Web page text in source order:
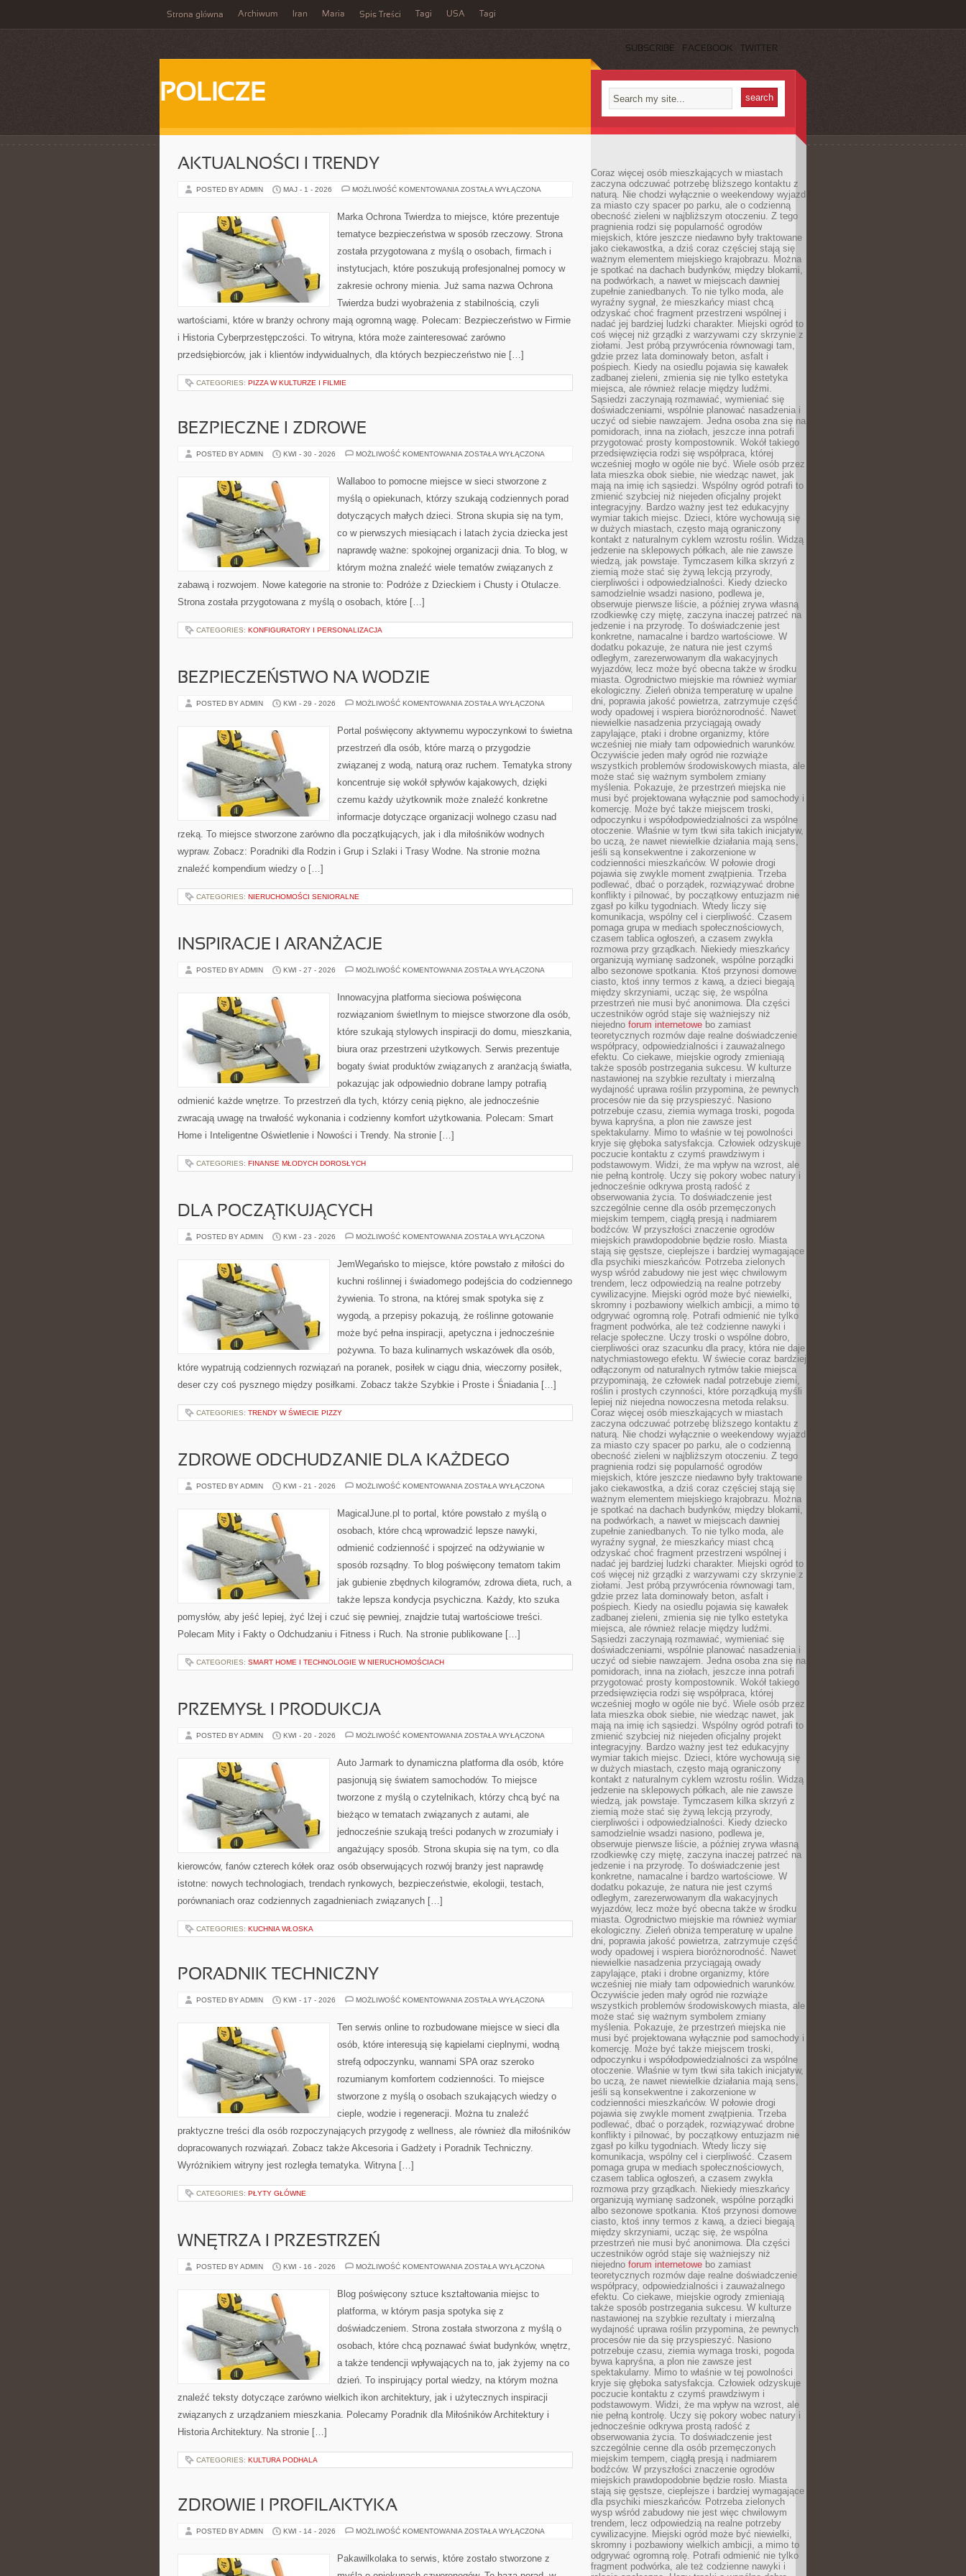
Strona główna Archiwum Iran Maria Spis Treści Tagi USA Tagi
SUBSCRIBE FACEBOOK TWITTER
POLICZE
AKTUALNOŚCI I TRENDY
POSTED BY ADMIN MAJ - 1 - 2026 MOŻLIWOŚĆ KOMENTOWANIA AKTUALNOŚCI
ZOSTAŁA WYŁĄCZONA
Marka Ochrona Twierdza to miejsce, które prezentuje
tematyce bezpieczeństwa w sposób rzeczowy. Strona
została przygotowana z myślą o osobach, firmach i
instytucjach, które poszukują profesjonalnej pomocy w
zakresie ochrony mienia. Już sama nazwa Ochrona
Twierdza budzi wyobrażenia z stabilnością, czyli
wartościami, które w branży ochrony mają ogromną wagę. Polecam: Bezpieczeństwo w Firmie
i Historia Cyberprzestępczości. To witryna, która może zainteresować zarówno
przedsiębiorców, jak i klientów indywidualnych, dla których bezpieczeństwo nie […]
CATEGORIES: PIZZA W KULTURZE I FILMIE
BEZPIECZNE I ZDROWE
POSTED BY ADMIN KWI - 30 - 2026 MOŻLIWOŚĆ KOMENTOWANIA BEZPIECZNE
ZOSTAŁA WYŁĄCZONA
Wallaboo to pomocne miejsce w sieci stworzone z
myślą o opiekunach, którzy szukają codziennych porad
dotyczących małych dzieci. Strona skupia się na tym,
co w pierwszych miesiącach i latach życia dziecka jest
naprawdę ważne: spokojnej organizacji dnia. To blog, w
którym można znaleźć wiele tematów związanych z
zabawą i rozwojem. Nowe kategorie na stronie to: Podróże z Dzieckiem i Chusty i Otulacze.
Strona została przygotowana z myślą o osobach, które […]
CATEGORIES: KONFIGURATORY I PERSONALIZACJA
BEZPIECZEŃSTWO NA WODZIE
POSTED BY ADMIN KWI - 29 - 2026 MOŻLIWOŚĆ KOMENTOWANIA BEZPIECZEŃSTWO
ZOSTAŁA WYŁĄCZONA
Portal poświęcony aktywnemu wypoczynkowi to świetna
przestrzeń dla osób, które marzą o przygodzie
związanej z wodą, naturą oraz ruchem. Tematyka strony
koncentruje się wokół spływów kajakowych, dzięki
czemu każdy użytkownik może znaleźć konkretne
informacje dotyczące organizacji wolnego czasu nad
rzeką. To miejsce stworzone zarówno dla początkujących, jak i dla miłośników wodnych
wypraw. Zobacz: Poradniki dla Rodzin i Grup i Szlaki i Trasy Wodne. Na stronie można
znaleźć kompendium wiedzy o […]
CATEGORIES: NIERUCHOMOŚCI SENIORALNE
INSPIRACJE I ARANŻACJE
POSTED BY ADMIN KWI - 27 - 2026 MOŻLIWOŚĆ KOMENTOWANIA INSPIRACJE
ZOSTAŁA WYŁĄCZONA
Innowacyjna platforma sieciowa poświęcona
rozwiązaniom świetlnym to miejsce stworzone dla osób,
które szukają stylowych inspiracji do domu, mieszkania,
biura oraz przestrzeni użytkowych. Serwis prezentuje
bogaty świat produktów związanych z aranżacją światła,
pokazując jak odpowiednio dobrane lampy potrafią
odmienić każde wnętrze. To przestrzeń dla tych, którzy cenią piękno, ale jednocześnie
zwracają uwagę na trwałość wykonania i codzienny komfort użytkowania. Polecam: Smart
Home i Inteligentne Oświetlenie i Nowości i Trendy. Na stronie […]
CATEGORIES: FINANSE MŁODYCH DOROSŁYCH
DLA POCZĄTKUJĄCYCH
POSTED BY ADMIN KWI - 23 - 2026 MOŻLIWOŚĆ KOMENTOWANIA DLA
ZOSTAŁA WYŁĄCZONA
JemWegańsko to miejsce, które powstało z miłości do
kuchni roślinnej i świadomego podejścia do codziennego
żywienia. To strona, na której smak spotyka się z
wygodą, a przepisy pokazują, że roślinne gotowanie
może być pełna inspiracji, apetyczna i jednocześnie
pożywna. To baza kulinarnych wskazówek dla osób,
które wypatrują codziennych rozwiązań na poranek, posiłek w ciągu dnia, wieczorny posiłek,
deser czy coś pysznego między posiłkami. Zobacz także Szybkie i Proste i Śniadania […]
CATEGORIES: TRENDY W ŚWIECIE PIZZY
ZDROWE ODCHUDZANIE DLA KAŻDEGO
POSTED BY ADMIN KWI - 21 - 2026 MOŻLIWOŚĆ KOMENTOWANIA ZDROWE
KAŻDEGO
ZOSTAŁA WYŁĄCZONA
MagicalJune.pl to portal, które powstało z myślą o
osobach, które chcą wprowadzić lepsze nawyki,
odmienić codzienność i spojrzeć na odżywianie w
sposób rozsądny. To blog poświęcony tematom takim
jak gubienie zbędnych kilogramów, zdrowa dieta, ruch, a
także lepsza kondycja psychiczna. Każdy, kto szuka
pomysłów, aby jeść lepiej, żyć lżej i czuć się pewniej, znajdzie tutaj wartościowe treści.
Polecam Mity i Fakty o Odchudzaniu i Fitness i Ruch. Na stronie publikowane […]
CATEGORIES: SMART HOME I TECHNOLOGIE W NIERUCHOMOŚCIACH
PRZEMYSŁ I PRODUKCJA
POSTED BY ADMIN KWI - 20 - 2026 MOŻLIWOŚĆ KOMENTOWANIA PRZEMYSŁ
ZOSTAŁA WYŁĄCZONA
Auto Jarmark to dynamiczna platforma dla osób, które
pasjonują się światem samochodów. To miejsce
tworzone z myślą o czytelnikach, którzy chcą być na
bieżąco w tematach związanych z autami, ale
jednocześnie szukają treści podanych w zrozumiały i
angażujący sposób. Strona skupia się na tym, co dla
kierowców, fanów czterech kółek oraz osób obserwujących rozwój branży jest naprawdę
istotne: nowych technologiach, trendach rynkowych, bezpieczeństwie, ekologii, testach,
porównaniach oraz codziennych zagadnieniach związanych […]
CATEGORIES: KUCHNIA WŁOSKA
PORADNIK TECHNICZNY
POSTED BY ADMIN KWI - 17 - 2026 MOŻLIWOŚĆ KOMENTOWANIA PORADNIK
ZOSTAŁA WYŁĄCZONA
Ten serwis online to rozbudowane miejsce w sieci dla
osób, które interesują się kąpielami cieplnymi, wodną
strefą odpoczynku, wannami SPA oraz szeroko
rozumianym komfortem codzienności. To miejsce
stworzone z myślą o osobach szukających wiedzy o
cieple, wodzie i regeneracji. Można tu znaleźć
praktyczne treści dla osób rozpoczynających przygodę z wellness, ale również dla miłośników
dopracowanych rozwiązań. Zobacz także Akcesoria i Gadżety i Poradnik Techniczny.
Wyróżnikiem witryny jest rozległa tematyka. Witryna […]
CATEGORIES: PŁYTY GŁÓWNE
WNĘTRZA I PRZESTRZEŃ
POSTED BY ADMIN KWI - 16 - 2026 MOŻLIWOŚĆ KOMENTOWANIA WNĘTRZA
ZOSTAŁA WYŁĄCZONA
Blog poświęcony sztuce kształtowania miejsc to
platforma, w którym pasja spotyka się z
doświadczeniem. Strona została stworzona z myślą o
osobach, które chcą poznawać świat budynków, wnętrz,
a także tendencji wpływających na to, jak żyjemy na co
dzień. To inspirujący portal wiedzy, na którym można
znaleźć teksty dotyczące zarówno wielkich ikon architektury, jak i użytecznych inspiracji
związanych z urządzaniem mieszkania. Polecamy Poradnik dla Miłośników Architektury i
Historia Architektury. Na stronie […]
CATEGORIES: KULTURA PODHALA
ZDROWIE I PROFILAKTYKA
POSTED BY ADMIN KWI - 14 - 2026 MOŻLIWOŚĆ KOMENTOWANIA ZDROWIE
ZOSTAŁA WYŁĄCZONA
Pakawilkolaka to serwis, które zostało stworzone z
Coraz więcej osób mieszkających w miastach
zaczyna odczuwać potrzebę bliższego kontaktu z
naturą. Nie chodzi wyłącznie o weekendowy wyjazd
za miasto czy spacer po parku, ale o codzienną
obecność zieleni w najbliższym otoczeniu. Z tego
pragnienia rodzi się popularność ogrodów
miejskich, które jeszcze niedawno były traktowane
jako ciekawostka, a dziś coraz częściej stają się
ważnym elementem miejskiego krajobrazu. Można
je spotkać na dachach budynków, między blokami,
na podwórkach, a nawet w miejscach dawniej
zupełnie zaniedbanych. To nie tylko moda, ale
wyraźny sygnał, że mieszkańcy miast chcą
odzyskać choć fragment przestrzeni wspólnej i
nadać jej bardziej ludzki charakter. Miejski ogród to
coś więcej niż grządki z warzywami czy skrzynie z
ziołami. Jest próbą przywrócenia równowagi tam,
gdzie przez lata dominowały beton, asfalt i
pośpiech. Kiedy na osiedlu pojawia się kawałek
zadbanej zieleni, zmienia się nie tylko estetyka
miejsca, ale również relacje między ludźmi.
Sąsiedzi zaczynają rozmawiać, wymieniać się
doświadczeniami, wspólnie planować nasadzenia i
uczyć od siebie nawzajem. Jedna osoba zna się na
pomidorach, inna na ziołach, jeszcze inna potrafi
przygotować prosty kompostownik. Wokół takiego
przedsięwzięcia rodzi się współpraca, której
wcześniej mogło w ogóle nie być. Wiele osób przez
lata mieszka obok siebie, nie wiedząc nawet, jak
mają na imię ich sąsiedzi. Wspólny ogród potrafi to
zmienić szybciej niż niejeden oficjalny projekt
integracyjny. Bardzo ważny jest też edukacyjny
wymiar takich miejsc. Dzieci, które wychowują się
w dużych miastach, często mają ograniczony
kontakt z naturalnym cyklem wzrostu roślin. Widzą
jedzenie na sklepowych półkach, ale nie zawsze
wiedzą, jak powstaje. Tymczasem kilka skrzyń z
ziemią może stać się żywą lekcją przyrody,
cierpliwości i odpowiedzialności. Kiedy dziecko
samodzielnie wsadzi nasiono, podlewa je,
obserwuje pierwsze liście, a później zrywa własną
rzodkiewkę czy miętę, zaczyna inaczej patrzeć na
jedzenie i na przyrodę. To doświadczenie jest
konkretne, namacalne i bardzo wartościowe. W
dodatku pokazuje, że natura nie jest czymś
odległym, zarezerwowanym dla wakacyjnych
wyjazdów, lecz może być obecna także w środku
miasta. Ogrodnictwo miejskie ma również wymiar
ekologiczny. Zieleń obniża temperaturę w upalne
dni, poprawia jakość powietrza, zatrzymuje część
wody opadowej i wspiera bioróżnorodność. Nawet
niewielkie nasadzenia przyciągają owady
zapylające, ptaki i drobne organizmy, które
wcześniej nie miały tam odpowiednich warunków.
Oczywiście jeden mały ogród nie rozwiąże
wszystkich problemów środowiskowych miasta, ale
może stać się ważnym symbolem zmiany
myślenia. Pokazuje, że przestrzeń miejska nie
musi być projektowana wyłącznie pod samochody i
komercję. Może być także miejscem troski,
odpoczynku i współodpowiedzialności za wspólne
otoczenie. Właśnie w tym tkwi siła takich inicjatyw,
bo uczą, że nawet niewielkie działania mają sens,
jeśli są konsekwentne i zakorzenione w
codzienności mieszkańców. W połowie drogi
pojawia się zwykle moment zwątpienia. Trzeba
podlewać, dbać o porządek, rozwiązywać drobne
konflikty i pilnować, by początkowy entuzjazm nie
zgasł po kilku tygodniach. Wtedy liczy się
komunikacja, wspólny cel i cierpliwość. Czasem
pomaga grupa w mediach społecznościowych,
czasem tablica ogłoszeń, a czasem zwykła
rozmowa przy grządkach. Niekiedy mieszkańcy
organizują wymianę sadzonek, wspólne porządki
albo sezonowe spotkania. Ktoś przynosi domowe
ciasto, ktoś inny termos z kawą, a dzieci biegają
między skrzyniami, ucząc się, że wspólna
przestrzeń nie musi być anonimowa. Dla części
uczestników ogród staje się ważniejszy niż
niejedno forum internetowe bo zamiast
teoretycznych rozmów daje realne doświadczenie
współpracy, odpowiedzialności i zauważalnego
efektu. Co ciekawe, miejskie ogrody zmieniają
także sposób postrzegania sukcesu. W kulturze
nastawionej na szybkie rezultaty i mierzalną
wydajność uprawa roślin przypomina, że pewnych
procesów nie da się przyspieszyć. Nasiono
potrzebuje czasu, ziemia wymaga troski, pogoda
bywa kapryśna, a plon nie zawsze jest
spektakularny. Mimo to właśnie w tej powolności
kryje się głęboka satysfakcja. Człowiek odzyskuje
poczucie kontaktu z czymś prawdziwym i
podstawowym. Widzi, że ma wpływ na wzrost, ale
nie pełną kontrolę. Uczy się pokory wobec natury i
jednocześnie odkrywa prostą radość z
obserwowania życia. To doświadczenie jest
szczególnie cenne dla osób przemęczonych
miejskim tempem, ciągłą presją i nadmiarem
bodźców. W przyszłości znaczenie ogrodów
miejskich prawdopodobnie będzie rosło. Miasta
stają się gęstsze, cieplejsze i bardziej wymagające
dla psychiki mieszkańców. Potrzeba zielonych
wysp wśród zabudowy nie jest więc chwilowym
trendem, lecz odpowiedzią na realne potrzeby
cywilizacyjne. Miejski ogród może być niewielki,
skromny i pozbawiony wielkich ambicji, a mimo to
odgrywać ogromną rolę. Potrafi odmienić nie tylko
fragment podwórka, ale też codzienne nawyki i
relacje społeczne. Uczy troski o wspólne dobro,
cierpliwości oraz szacunku dla pracy, która nie daje
natychmiastowego efektu. W świecie coraz bardziej
odłączonym od naturalnych rytmów takie miejsca
przypominają, że człowiek nadal potrzebuje ziemi,
roślin i prostych czynności, które porządkują myśli
lepiej niż niejedna nowoczesna metoda relaksu.
Coraz więcej osób mieszkających w miastach
zaczyna odczuwać potrzebę bliższego kontaktu z
naturą. Nie chodzi wyłącznie o weekendowy wyjazd
za miasto czy spacer po parku, ale o codzienną
obecność zieleni w najbliższym otoczeniu. Z tego
pragnienia rodzi się popularność ogrodów
miejskich, które jeszcze niedawno były traktowane
jako ciekawostka, a dziś coraz częściej stają się
ważnym elementem miejskiego krajobrazu. Można
je spotkać na dachach budynków, między blokami,
na podwórkach, a nawet w miejscach dawniej
zupełnie zaniedbanych. To nie tylko moda, ale
wyraźny sygnał, że mieszkańcy miast chcą
odzyskać choć fragment przestrzeni wspólnej i
nadać jej bardziej ludzki charakter. Miejski ogród to
coś więcej niż grządki z warzywami czy skrzynie z
ziołami. Jest próbą przywrócenia równowagi tam,
gdzie przez lata dominowały beton, asfalt i
pośpiech. Kiedy na osiedlu pojawia się kawałek
zadbanej zieleni, zmienia się nie tylko estetyka
miejsca, ale również relacje między ludźmi.
Sąsiedzi zaczynają rozmawiać, wymieniać się
doświadczeniami, wspólnie planować nasadzenia i
uczyć od siebie nawzajem. Jedna osoba zna się na
pomidorach, inna na ziołach, jeszcze inna potrafi
przygotować prosty kompostownik. Wokół takiego
przedsięwzięcia rodzi się współpraca, której
wcześniej mogło w ogóle nie być. Wiele osób przez
lata mieszka obok siebie, nie wiedząc nawet, jak
mają na imię ich sąsiedzi. Wspólny ogród potrafi to
zmienić szybciej niż niejeden oficjalny projekt
integracyjny. Bardzo ważny jest też edukacyjny
wymiar takich miejsc. Dzieci, które wychowują się
w dużych miastach, często mają ograniczony
kontakt z naturalnym cyklem wzrostu roślin. Widzą
jedzenie na sklepowych półkach, ale nie zawsze
wiedzą, jak powstaje. Tymczasem kilka skrzyń z
ziemią może stać się żywą lekcją przyrody,
cierpliwości i odpowiedzialności. Kiedy dziecko
samodzielnie wsadzi nasiono, podlewa je,
obserwuje pierwsze liście, a później zrywa własną
rzodkiewkę czy miętę, zaczyna inaczej patrzeć na
jedzenie i na przyrodę. To doświadczenie jest
konkretne, namacalne i bardzo wartościowe. W
dodatku pokazuje, że natura nie jest czymś
odległym, zarezerwowanym dla wakacyjnych
wyjazdów, lecz może być obecna także w środku
miasta. Ogrodnictwo miejskie ma również wymiar
ekologiczny. Zieleń obniża temperaturę w upalne
dni, poprawia jakość powietrza, zatrzymuje część
wody opadowej i wspiera bioróżnorodność. Nawet
niewielkie nasadzenia przyciągają owady
zapylające, ptaki i drobne organizmy, które
wcześniej nie miały tam odpowiednich warunków.
Oczywiście jeden mały ogród nie rozwiąże
wszystkich problemów środowiskowych miasta, ale
może stać się ważnym symbolem zmiany
myślenia. Pokazuje, że przestrzeń miejska nie
musi być projektowana wyłącznie pod samochody i
komercję. Może być także miejscem troski,
odpoczynku i współodpowiedzialności za wspólne
otoczenie. Właśnie w tym tkwi siła takich inicjatyw,
bo uczą, że nawet niewielkie działania mają sens,
jeśli są konsekwentne i zakorzenione w
codzienności mieszkańców. W połowie drogi
pojawia się zwykle moment zwątpienia. Trzeba
podlewać, dbać o porządek, rozwiązywać drobne
konflikty i pilnować, by początkowy entuzjazm nie
zgasł po kilku tygodniach. Wtedy liczy się
komunikacja, wspólny cel i cierpliwość. Czasem
pomaga grupa w mediach społecznościowych,
czasem tablica ogłoszeń, a czasem zwykła
rozmowa przy grządkach. Niekiedy mieszkańcy
organizują wymianę sadzonek, wspólne porządki
albo sezonowe spotkania. Ktoś przynosi domowe
ciasto, ktoś inny termos z kawą, a dzieci biegają
między skrzyniami, ucząc się, że wspólna
przestrzeń nie musi być anonimowa. Dla części
uczestników ogród staje się ważniejszy niż
niejedno forum internetowe bo zamiast
teoretycznych rozmów daje realne doświadczenie
współpracy, odpowiedzialności i zauważalnego
efektu. Co ciekawe, miejskie ogrody zmieniają
także sposób postrzegania sukcesu. W kulturze
nastawionej na szybkie rezultaty i mierzalną
wydajność uprawa roślin przypomina, że pewnych
procesów nie da się przyspieszyć. Nasiono
potrzebuje czasu, ziemia wymaga troski, pogoda
bywa kapryśna, a plon nie zawsze jest
spektakularny. Mimo to właśnie w tej powolności
kryje się głęboka satysfakcja. Człowiek odzyskuje
poczucie kontaktu z czymś prawdziwym i
podstawowym. Widzi, że ma wpływ na wzrost, ale
nie pełną kontrolę. Uczy się pokory wobec natury i
jednocześnie odkrywa prostą radość z
obserwowania życia. To doświadczenie jest
szczególnie cenne dla osób przemęczonych
miejskim tempem, ciągłą presją i nadmiarem
bodźców. W przyszłości znaczenie ogrodów
miejskich prawdopodobnie będzie rosło. Miasta
stają się gęstsze, cieplejsze i bardziej wymagające
dla psychiki mieszkańców. Potrzeba zielonych
wysp wśród zabudowy nie jest więc chwilowym
trendem, lecz odpowiedzią na realne potrzeby
cywilizacyjne. Miejski ogród może być niewielki,
skromny i pozbawiony wielkich ambicji, a mimo to
odgrywać ogromną rolę. Potrafi odmienić nie tylko
fragment podwórka, ale też codzienne nawyki i